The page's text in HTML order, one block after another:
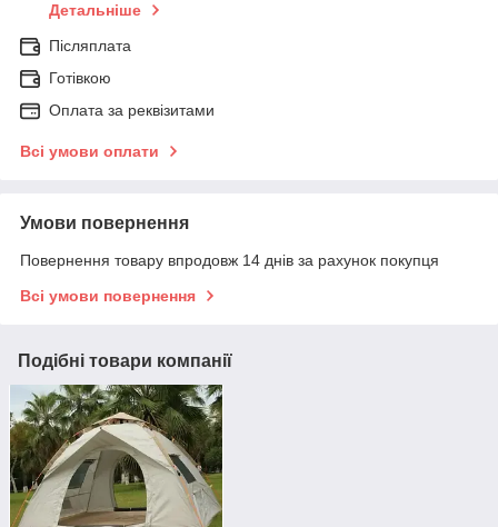
Детальніше
Післяплата
Готівкою
Оплата за реквізитами
Всі умови оплати
Умови повернення
Повернення товару впродовж 14 днів за рахунок покупця
Всі умови повернення
Подібні товари компанії